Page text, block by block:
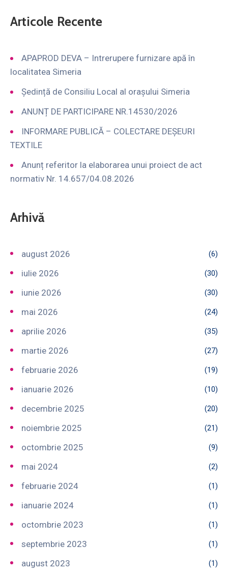
Articole Recente
APAPROD DEVA – Intrerupere furnizare apă în
localitatea Simeria
Ședință de Consiliu Local al orașului Simeria
ANUNȚ DE PARTICIPARE NR.14530/2026
INFORMARE PUBLICĂ – COLECTARE DEȘEURI
TEXTILE
Anunț referitor la elaborarea unui proiect de act
normativ Nr. 14.657/04.08.2026
Arhivă
august 2026 (6)
iulie 2026 (30)
iunie 2026 (30)
mai 2026 (24)
aprilie 2026 (35)
martie 2026 (27)
februarie 2026 (19)
ianuarie 2026 (10)
decembrie 2025 (20)
noiembrie 2025 (21)
octombrie 2025 (9)
mai 2024 (2)
februarie 2024 (1)
ianuarie 2024 (1)
octombrie 2023 (1)
septembrie 2023 (1)
august 2023 (1)